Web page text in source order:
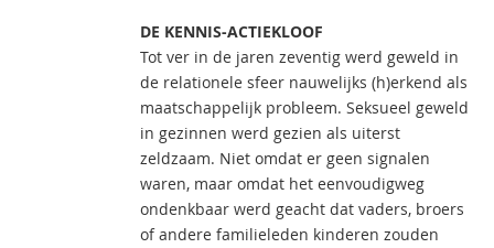
DE KENNIS-ACTIEKLOOF
Tot ver in de jaren zeventig werd geweld in
de relationele sfeer nauwelijks (h)erkend als
maatschappelijk probleem. Seksueel geweld
in gezinnen werd gezien als uiterst
zeldzaam. Niet omdat er geen signalen
waren, maar omdat het eenvoudigweg
ondenkbaar werd geacht dat vaders, broers
of andere familieleden kinderen zouden